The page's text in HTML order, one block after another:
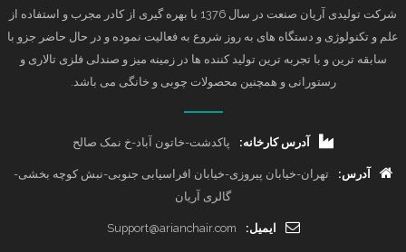
شرکت تولیدی آریان صنعت در سال 1376 با بهره گیری از کادر مجرب و استفاده از
علم و تکنولوژی و دستگاه های به روز شروع به فعالیت نموده و در حال حاضر جزو با
سابقه ترین و با تجربه ترین تولید کننده ها در زمینه میز و صندلی فلزی تالاری و
رستورانی و همچنین محصولات چوبی و خانگی می باشد.
آدرس کارخانه: پاکدشت-خاتون آباد-خ نمک صالح
آدرس:
تهران-خیابان پیروزی-خیابان افراسیابی جنوبی-نبش کوچه بخشی-
گالری آریان
ایمیل: Support@arianchair.com